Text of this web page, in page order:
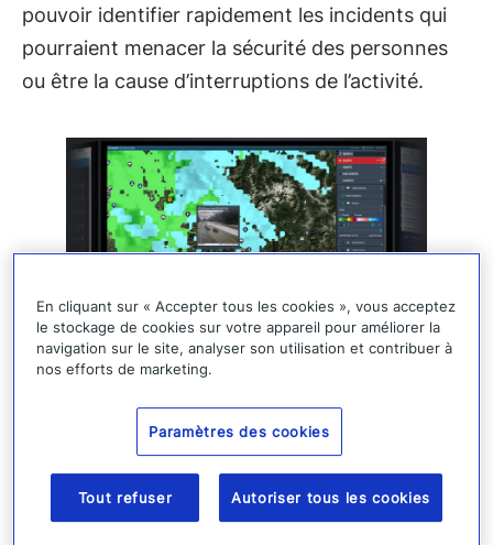
pouvoir identifier rapidement les incidents qui
pourraient menacer la sécurité des personnes
ou être la cause d’interruptions de l’activité.
de la situation
Obtenir une compréhension complète et de
En cliquant sur « Accepter tous les cookies », vous acceptez
le stockage de cookies sur votre appareil pour améliorer la
navigation sur le site, analyser son utilisation et contribuer à
nos efforts de marketing.
Paramètres des cookies
Tout refuser Autoriser tous les cookies